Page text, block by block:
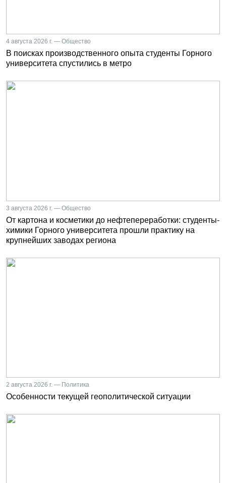
4 августа 2026 г. — Общество
В поисках производственного опыта студенты Горного
университета спустились в метро
3 августа 2026 г. — Общество
От картона и косметики до нефтепереработки: студенты-
химики Горного университета прошли практику на
крупнейших заводах региона
2 августа 2026 г. — Политика
Особенности текущей геополитической ситуации